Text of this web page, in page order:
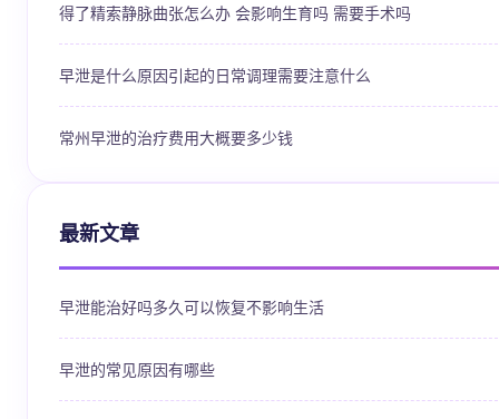
得了精索静脉曲张怎么办 会影响生育吗 需要手术吗
早泄是什么原因引起的日常调理需要注意什么
常州早泄的治疗费用大概要多少钱
最新文章
早泄能治好吗多久可以恢复不影响生活
早泄的常见原因有哪些